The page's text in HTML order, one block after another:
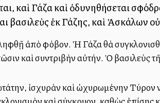
καὶ Γάζα καὶ ὀδυνηθήσεται
βασιλεὺς ἐκ Γάζης, καὶ Ἀσκάλων
ἀπὸ φόβον. Ἡ Γάζα θὰ
καὶ συντριβὴν αὐτήν. Ὁ βασιλεὺς
ἰσχυρὰν καὶ ὠχυρωμένην Τύρον